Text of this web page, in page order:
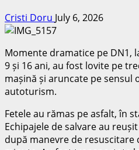
Cristi Doru July 6, 2026
Momente dramatice pe DN1,
9 și 16 ani, au fost lovite pe
mașină și aruncate pe sensul
autoturism.
Fetele au rămas pe asfalt, în
Echipajele de salvare au
după manevre de resuscitare